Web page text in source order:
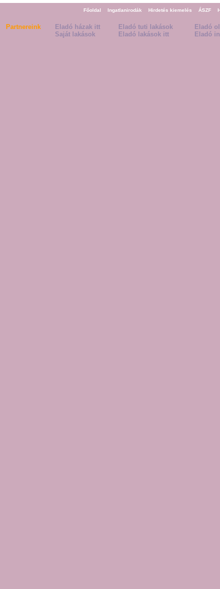
Főoldal Ingatlanirodák Hirdetés kiemelés ÁSZF
Partnereink Eladó házak itt Eladó tuti lakások
Eladó
Saját lakások
Eladó lakások itt Eladó